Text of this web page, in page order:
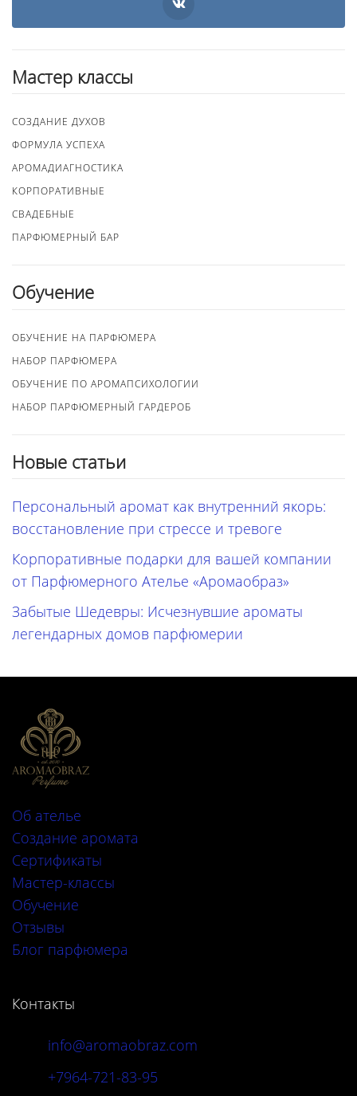
Мастер классы
СОЗДАНИЕ ДУХОВ
ФОРМУЛА УСПЕХА
АРОМАДИАГНОСТИКА
КОРПОРАТИВНЫЕ
СВАДЕБНЫЕ
ПАРФЮМЕРНЫЙ БАР
Обучение
ОБУЧЕНИЕ НА ПАРФЮМЕРА
НАБОР ПАРФЮМЕРА
ОБУЧЕНИЕ ПО АРОМАПСИХОЛОГИИ
НАБОР ПАРФЮМЕРНЫЙ ГАРДЕРОБ
Новые статьи
Персональный аромат как внутренний якорь:
восстановление при стрессе и тревоге
Корпоративные подарки для вашей компании
от Парфюмерного Ателье «Аромаобраз»
Забытые Шедевры: Исчезнувшие ароматы
легендарных домов парфюмерии
Об ателье
Создание аромата
Сертификаты
Мастер-классы
Обучение
Отзывы
Блог парфюмера
Контакты
info@aromaobraz.com
+7964-721-83-95